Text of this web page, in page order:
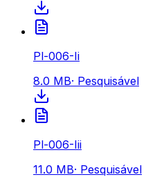
Pl-006-Ii
8.0 MB· Pesquisável
Pl-006-Iii
11.0 MB· Pesquisável